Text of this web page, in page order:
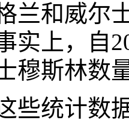
兰和威尔
实上，自
穆斯林数
些统计数